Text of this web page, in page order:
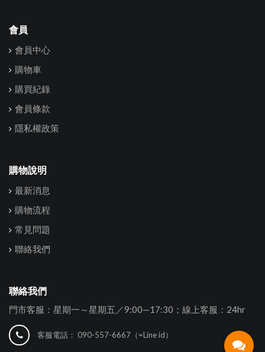
會員
會員中心
購物車
購買紀錄
會員條款
隱私權政策
購物說明
最新消息
購物流程
常見問題
聯絡我們
聯絡我們
門市客服：星期一～星期五／9:00—17:30；線上客服：24hr
客服電話： 090-557-6667（=Line id）